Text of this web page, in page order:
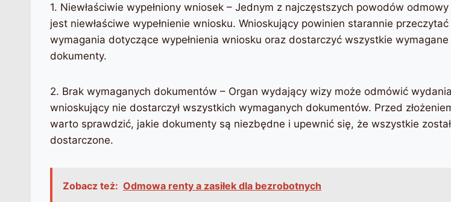
1. Niewłaściwie wypełniony wniosek – Jednym z najczęstszych powodów
jest niewłaściwe wypełnienie wniosku. Wnioskujący powinien starannie
wymagania dotyczące wypełnienia wniosku oraz dostarczyć wszystkie
dokumenty.
2. Brak wymaganych dokumentów – Organ wydający wizy może odmówić
wnioskujący nie dostarczył wszystkich wymaganych dokumentów. Przed
warto sprawdzić, jakie dokumenty są niezbędne i upewnić się, że wszystkie
dostarczone.
Zobacz też: Odmowa renty a zasiłek dla bezrobotnych